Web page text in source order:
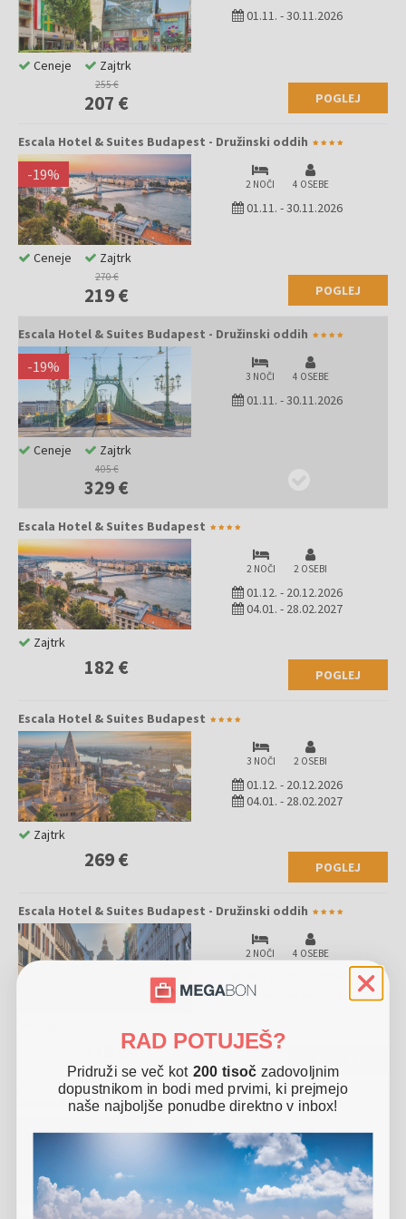
01.11. -30.11.2026
255 €
207 € POGLEJ
Ceneje Zajtrk
Escala Hotel & Suites Budapest - Družinski oddih
-19% 2 NOČI 4 OSEBE
01.11. -30.11.2026
270 €
219 € POGLEJ
Ceneje Zajtrk
Escala Hotel & Suites Budapest - Družinski oddih
-19% 3 NOČI 4 OSEBE
01.11. -30.11.2026
405 €
329 €
Ceneje Zajtrk
Escala Hotel & Suites Budapest
2 NOČI 2 OSEBI
01.12. - 20.12.2026
04.01. - 28.02.2027
182 € POGLEJ
Zajtrk
Escala Hotel & Suites Budapest
3 NOČI 2 OSEBI
01.12. - 20.12.2026
04.01. - 28.02.2027
269 € POGLEJ
Zajtrk
Escala Hotel & Suites Budapest - Družinski oddih
2 NOČI 4 OSEBE
04.01.
318 €
Escala Hotel & Suites Budapest - Družinski oddih
3 NOČI 4 OSEBE
01.12.-20.12.2026
04.01.-28.02.2027
RAD POTUJEŠ?
Pridruži se več kot 200 tisoč zadovoljnim
dopustnikom in bodi med prvimi, ki prejmejo
naše najboljše ponudbe direktno v inbox!